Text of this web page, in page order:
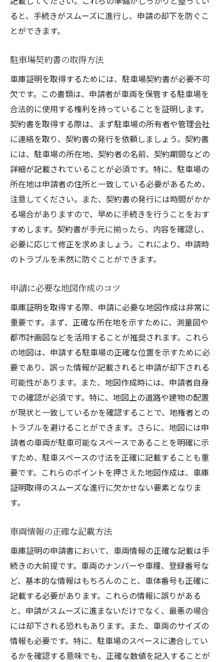
ると、手続きがスムーズに進行し、申請の却下を防ぐこ
とができます。
駐車場契約書の取得方法
車庫証明を取得するためには、駐車場契約書が必要不可
欠です。この書類は、申請者が車両を保管する駐車場を
合法的に使用する権利を持っていることを証明します。
契約書を取得する際は、まず駐車場の所有者や管理会社
に連絡を取り、契約書の発行を依頼しましょう。契約書
には、駐車場の所在地、契約者の名前、契約期間などの
詳細が記載されていることが必須です。特に、駐車場の
所在地は申請者の住所と一致している必要があるため、
注意してください。また、契約書の発行には時間がかか
る場合がありますので、早めに手続きを行うことをおす
すめします。契約書が手元に揃ったら、内容を確認し、
必要に応じて修正を求めましょう。これにより、申請時
のトラブルを未然に防ぐことができます。
申請に必要な地図作成のコツ
車庫証明を取得する際、申請に必要な地図作成は非常に
重要です。まず、正確な所在地を示すために、測量図や
都市計画図などを活用することが推奨されます。これら
の地図は、申請する駐車場の正確な位置を示すために必
要であり、誤った情報が記載されると申請が却下される
可能性があります。また、地図作成時には、申請者自身
での確認が必須です。特に、地図上の道路や建物の配置
が現状と一致しているかを確認することで、地権者との
トラブルを避けることができます。さらに、地図には申
請者の車両が駐車可能なスペースであることを明確に示
すため、駐車スペースの寸法を正確に記載することも重
要です。これらのポイントを押さえた地図作成は、車庫
証明取得のスムーズな進行に欠かせない要素となりま
す。
車両情報の正確な記載方法
車庫証明の申請書において、車両情報の正確な記載は手
続きの大前提です。車両のナンバーや車種、登録番号な
ど、基本的な情報はもちろんのこと、車体番号も正確に
記載する必要があります。これらの情報に誤りがある
と、申請がスムーズに進まないだけでなく、最悪の場合
には却下される恐れもあります。また、車両のサイズの
情報も必要です。特に、駐車場のスペースに適合してい
るかを確認する意味でも、正確な数値を記入することが